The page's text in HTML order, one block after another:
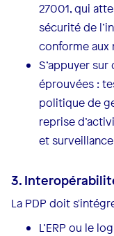
27001, qui
sécurité de
conforme aux
S’appuyer
éprouvées :
politique de
reprise
et
3.
La PDP doit
L’ERP ou le